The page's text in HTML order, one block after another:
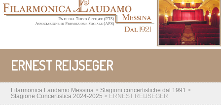
ERNEST REIJSEGER
Filarmonica Laudamo Messina > Stagioni concertistiche dal 1991 >
Stagione Concertistica 2024-2025 > ERNEST REIJSEGER